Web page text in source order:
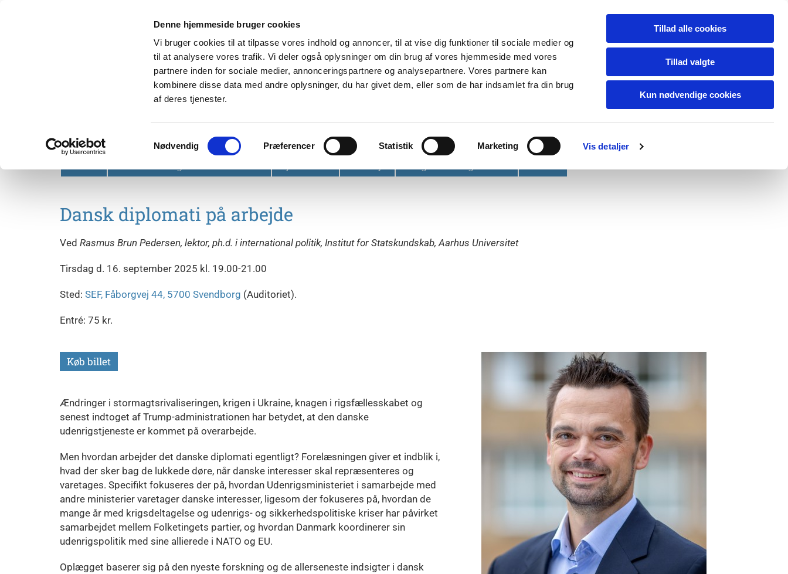
Denne hjemmeside bruger cookies
Vi bruger cookies til at tilpasse vores indhold og annoncer, til at vise dig funktioner til sociale medier og
til at analysere vores trafik. Vi deler også oplysninger om din brug af vores hjemmeside med vores
partnere inden for sociale medier, annonceringspartnere og analysepartnere. Vores partnere kan
kombinere disse data med andre oplysninger, du har givet dem, eller som de har indsamlet fra din brug
af deres tjenester.
Nødvendig Præferencer Statistik Marketing Vis detaljer
Tillad alle cookies
Tillad valgte
Kun nødvendige cookies
Dansk diplomati på arbejde
Ved Rasmus Brun Pedersen, lektor, ph.d. i international politik, Institut for Statskundskab, Aarhus Universitet
Tirsdag d. 16. september 2025 kl. 19.00-21.00
Sted: SEF, Fåborgvej 44, 5700 Svendborg (Auditoriet).
Entré: 75 kr.
Køb billet
Ændringer i stormagtsrivaliseringen, krigen i Ukraine, knagen i rigsfællesskabet og
senest indtoget af Trump-administrationen har betydet, at den danske
udenrigstjeneste er kommet på overarbejde.
Men hvordan arbejder det danske diplomati egentligt? Forelæsningen giver et indblik i,
hvad der sker bag de lukkede døre, når danske interesser skal repræsenteres og
varetages. Specifikt fokuseres der på, hvordan Udenrigsministeriet i samarbejde med
andre ministerier varetager danske interesser, ligesom der fokuseres på, hvordan de
mange år med krigsdeltagelse og udenrigs- og sikkerhedspolitiske kriser har påvirket
samarbejdet mellem Folketingets partier, og hvordan Danmark koordinerer sin
udenrigspolitik med sine allierede i NATO og EU.
Oplægget baserer sig på den nyeste forskning og de allerseneste indsigter i dansk